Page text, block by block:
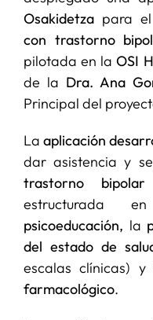
Osakidetza para
con trastorno
pilotada en laOSI
de la Dra. Ana
Principal del
Laaplicación
dar asistencia y
trastorno bipolar
estructurada
psicoeducación, la
del estado de
escalas clínicas)
farmacológico.